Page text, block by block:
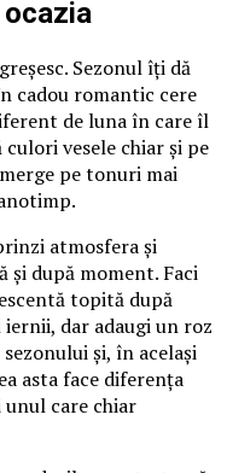
Sezonul îți dă
cadou romantic cere
de luna în care îl
vesele chiar și pe
pe tonuri mai
atmosfera și
și după moment. Faci
topită după
dar adaugi un roz
și, în același
asta face diferența
care chiar